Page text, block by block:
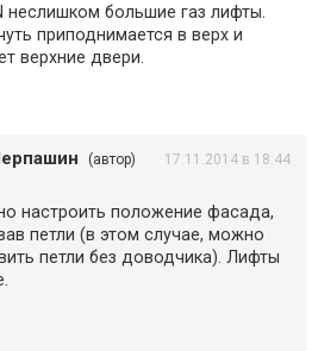
неслишком большие газ лифты.
приподнимается в верх и
верхние двери.
(автор) 17.11.2014 в 18:44
настроить положение фасада,
петли (в этом случае, можно
петли без доводчика). Лифты